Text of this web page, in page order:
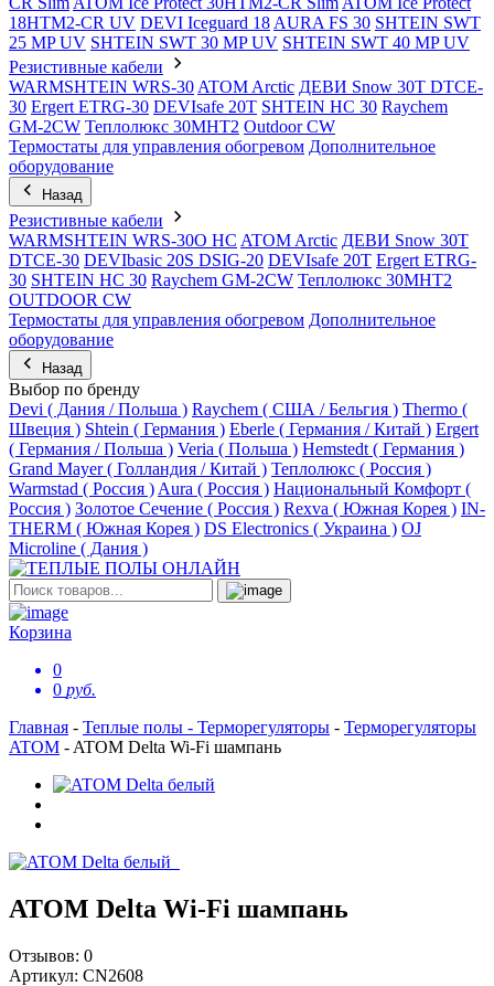
18HTM2-CR UV DEVI Iceguard 18 AURA FS 30 SHTEIN SWT
25 MP UV SHTEIN SWT 30 MP UV SHTEIN SWT 40 MP UV
Резистивные кабели
WARMSHTEIN WRS-30 ATOM Arctic ДЕВИ Snow 30T DTCE-
30 Ergert ETRG-30 DEVIsafe 20T SHTEIN HC 30 Raychem
GM-2CW Теплолюкс 30МНТ2 Outdoor CW
Термостаты для управления обогревом Дополнительное
оборудование
Назад
Резистивные кабели
WARMSHTEIN WRS-30O HC ATOM Arctic ДЕВИ Snow 30T
DTCE-30 DEVIbasic 20S DSIG-20 DEVIsafe 20T Ergert ETRG-
30 SHTEIN HC 30 Raychem GM-2CW Теплолюкс 30МНТ2
OUTDOOR CW
Термостаты для управления обогревом Дополнительное
оборудование
Назад
Выбор по бренду
Devi ( Дания / Польша ) Raychem ( США / Бельгия ) Thermo (
Швеция ) Shtein ( Германия ) Eberle ( Германия / Китай ) Ergert
( Германия / Польша ) Veria ( Польша ) Hemstedt ( Германия )
Grand Mayer ( Голландия / Китай ) Теплолюкс ( Россия )
Warmstad ( Россия ) Aura ( Россия ) Национальный Комфорт (
Россия ) Золотое Сечение ( Россия ) Rexva ( Южная Корея ) IN-
THERM ( Южная Корея ) DS Electronics ( Украина ) OJ
Microline ( Дания )
Корзина
0
0 руб.
Главная - Теплые полы - Терморегуляторы - Терморегуляторы
ATOM - ATOM Delta Wi-Fi шампань
ATOM Delta Wi-Fi шампань
Отзывов: 0
Артикул: CN2608